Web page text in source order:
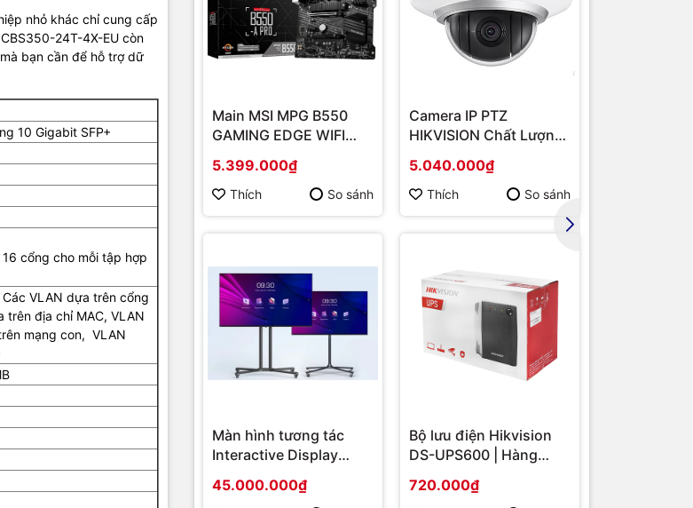
nhỏ khác chỉ cung cấp
24T-4X-EU còn
bạn cần để hỗ trợ dữ
10 Gigabit SFP+
cổng cho mỗi tập hợp
VLAN dựa trên cổng
trên địa chỉ MAC, VLAN
mạng con, VLAN
Main MSI MPG B550
GAMING EDGE WIFI
Socket AM4/ VGA
onboard)
5.399.000₫
Thích So sánh
Camera IP PTZ
HIKVISION Chất Lượng
5.040.000₫
Thích So sánh
Màn hình tương tác
Interactive Display
D5B86RB/FL 86 | Cấu
45.000.000₫
Bộ lưu điện Hikvision
DS-UPS600 | Hàng
720.000₫
100 – 240V 50 – 60Hz
-5 ° đến 50 ° C
phẩm:
Máy chủ - Server,Thiết bị
đài,Màn hình tương tác,Linh kiện máy tính, Điện máynhư
ẩm... cùng nhiều thiết bị công nghệ khác.
giá tốt, dịch vụ chuyên nghiệp
đình và cá nhân.